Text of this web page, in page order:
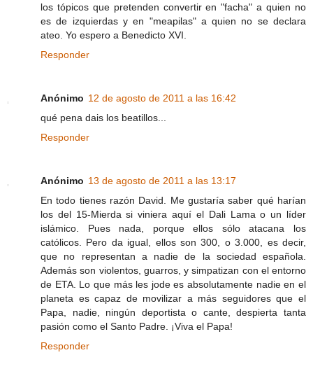
los tópicos que pretenden convertir en "facha" a quien no
es de izquierdas y en "meapilas" a quien no se declara
ateo. Yo espero a Benedicto XVI.
Responder
Anónimo 12 de agosto de 2011 a las 16:42
qué pena dais los beatillos...
Responder
Anónimo 13 de agosto de 2011 a las 13:17
En todo tienes razón David. Me gustaría saber qué harían
los del 15-Mierda si viniera aquí el Dali Lama o un líder
islámico. Pues nada, porque ellos sólo atacana los
católicos. Pero da igual, ellos son 300, o 3.000, es decir,
que no representan a nadie de la sociedad española.
Además son violentos, guarros, y simpatizan con el entorno
de ETA. Lo que más les jode es absolutamente nadie en el
planeta es capaz de movilizar a más seguidores que el
Papa, nadie, ningún deportista o cante, despierta tanta
pasión como el Santo Padre. ¡Viva el Papa!
Responder